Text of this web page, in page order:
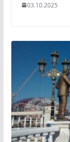
03.10.2025